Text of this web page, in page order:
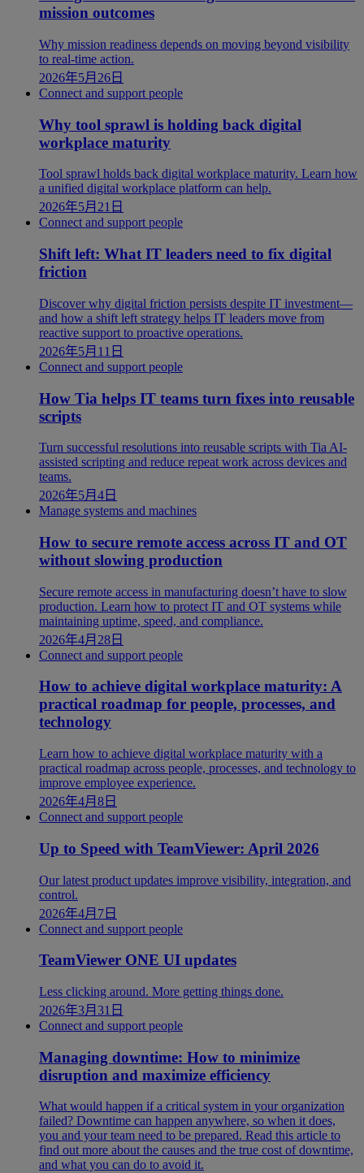
mission outcomes
Why mission readiness depends on moving beyond visibility
to real-time action.
2026年5月26日
Connect and support people
Why tool sprawl is holding back digital
workplace maturity
Tool sprawl holds back digital workplace maturity. Learn how
a unified digital workplace platform can help.
2026年5月21日
Connect and support people
Shift left: What IT leaders need to fix digital
friction
Discover why digital friction persists despite IT investment—
and how a shift left strategy helps IT leaders move from
reactive support to proactive operations.
2026年5月11日
Connect and support people
How Tia helps IT teams turn fixes into reusable
scripts
Turn successful resolutions into reusable scripts with Tia AI-
assisted scripting and reduce repeat work across devices and
teams.
2026年5月4日
Manage systems and machines
How to secure remote access across IT and OT
without slowing production
Secure remote access in manufacturing doesn’t have to slow
production. Learn how to protect IT and OT systems while
maintaining uptime, speed, and compliance.
2026年4月28日
Connect and support people
How to achieve digital workplace maturity: A
practical roadmap for people, processes, and
technology
Learn how to achieve digital workplace maturity with a
practical roadmap across people, processes, and technology to
improve employee experience.
2026年4月8日
Connect and support people
Up to Speed with TeamViewer: April 2026
Our latest product updates improve visibility, integration, and
control.
2026年4月7日
Connect and support people
TeamViewer ONE UI updates
Less clicking around. More getting things done.
2026年3月31日
Connect and support people
Managing downtime: How to minimize
disruption and maximize efficiency
What would happen if a critical system in your organization
failed? Downtime can happen anywhere, so when it does,
you and your team need to be prepared. Read this article to
find out more about the causes and the true cost of downtime,
and what you can do to avoid it.